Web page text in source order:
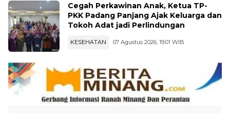
Cegah Perkawinan Anak, Ketua TP-
PKK Padang Panjang Ajak Keluarga dan
Tokoh Adat jadi Perlindungan
KESEHATAN 07 Agustus 2026, 19:01 WIB